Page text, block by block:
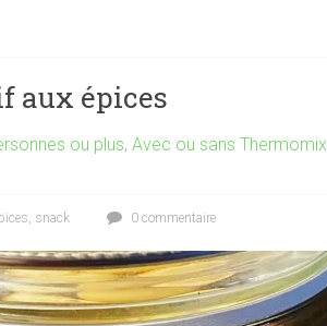
aux épices
ou plus, Avec ou sans Thermomix
snack 0 commentaire